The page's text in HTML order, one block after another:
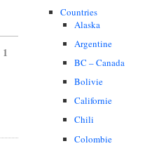
1
Countries
Alaska
Argentine
BC – Canada
Bolivie
Californie
Chili
Colombie